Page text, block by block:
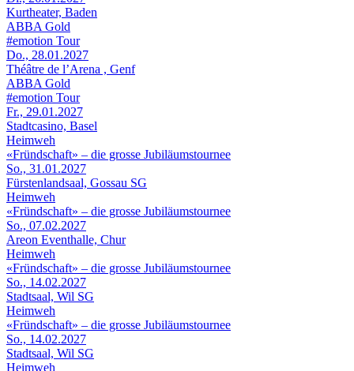
Kurtheater, Baden
ABBA Gold
#emotion Tour
Do., 28.01.2027
Théâtre de l’Arena , Genf
ABBA Gold
#emotion Tour
Fr., 29.01.2027
Stadtcasino, Basel
Heimweh
«Fründschaft» – die grosse Jubiläumstournee
So., 31.01.2027
Fürstenlandsaal, Gossau SG
Heimweh
«Fründschaft» – die grosse Jubiläumstournee
So., 07.02.2027
Areon Eventhalle, Chur
Heimweh
«Fründschaft» – die grosse Jubiläumstournee
So., 14.02.2027
Stadtsaal, Wil SG
Heimweh
«Fründschaft» – die grosse Jubiläumstournee
So., 14.02.2027
Stadtsaal, Wil SG
Heimweh